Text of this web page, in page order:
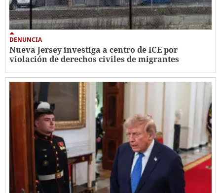
DENUNCIA
Nueva Jersey investiga a centro de ICE por
violación de derechos civiles de migrantes